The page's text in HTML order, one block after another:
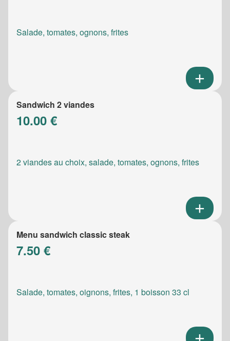
Salade, tomates, ognons, frites
Sandwich 2 viandes
10.00 €
2 viandes au choix, salade, tomates, ognons, frites
Menu sandwich classic steak
7.50 €
Salade, tomates, oignons, frites, 1 boisson 33 cl